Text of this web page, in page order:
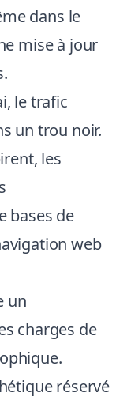
dans le
mise à jour
le trafic
un trou noir.
les
bases de
web
un
charges de
réservé